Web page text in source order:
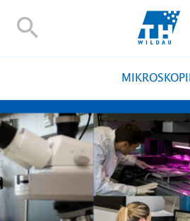
FORSCHUNG UND TRANSFER
ALUMNI
HOCHSCHULE
INTERNATIONAL
BESCHÄFTIGTE